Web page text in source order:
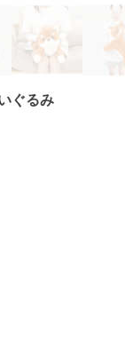
ぐるみ